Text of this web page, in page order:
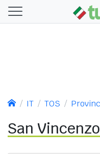
IT TOS
San Vincenzo